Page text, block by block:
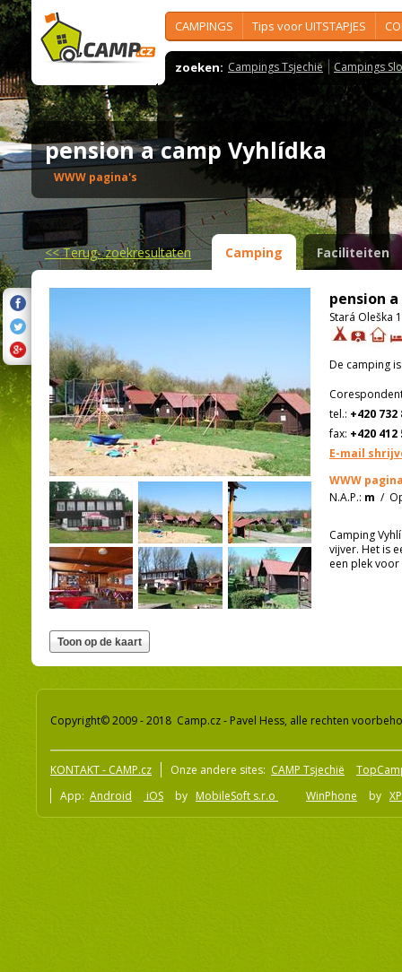
CAMPINGS Tips voor UITSTAPJES
zoeken: Campings Tsjechië Campings
pension a camp Vyhlídka
WWW pagina's
<<Terug- zoekresultaten Camping Faciliteiten
pension
Stará Oleška
De camping
tel.: +420 732
fax: +420 412
E-mail
WWW
N.A.P.: m /
Camping
vijver. Het is
een plek
Copyright© 2009 - 2018 Camp.cz - Pavel Hess, alle rechten
KONTAKT - CAMP.cz Onze andere sites: CAMP Tsjechië
App: Android iOS by MobileSoft s.r.o WinPhone by